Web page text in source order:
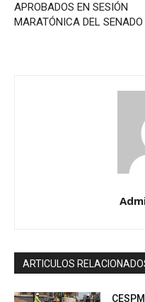
APROBADOS EN SESIÓN
MARATÓNICA DEL SENADO
ARTICULOS